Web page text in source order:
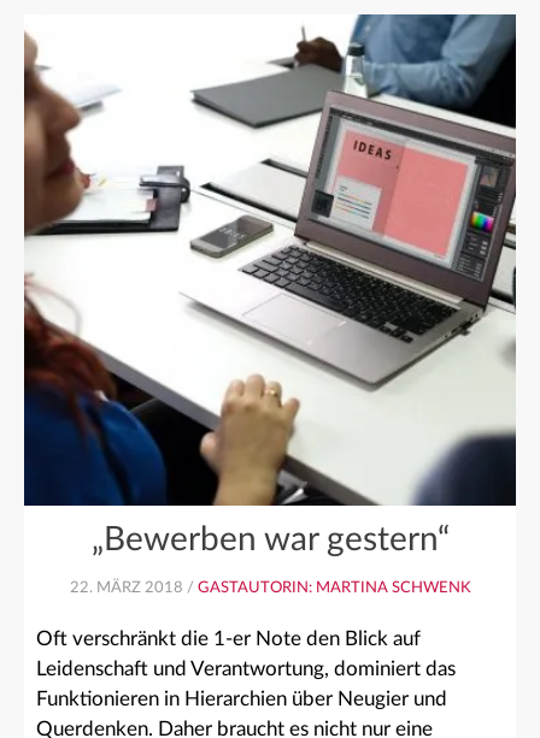
„Bewerben war gestern“
22. MÄRZ 2018 / GASTAUTORIN: MARTINA SCHWENK
Oft verschränkt die 1-er Note den Blick auf
Leidenschaft und Verantwortung, dominiert das
Funktionieren in Hierarchien über Neugier und
Querdenken. Daher braucht es nicht nur eine